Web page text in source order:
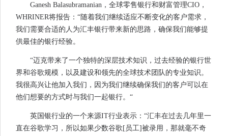
Ganesh Balasubramanian，全球零售银行和财富管理CIO，
WHRINER将报告：“随着我们继续适应不断变化的客户需求，
我们需要合适的人为汇丰银行带来新的思路，确保我们能够提
供最佳的银行经验。
“迈克带来了一个独特的深层技术知识，过去经验的银行世
界和谷歌规模，以及建设和领先的全球技术团队的专业知识。
我很高兴让他加入我们，因为我们继续确保我们的客户可以在
他们想要的方式时与我们一起银行。“
英国银行业的一个来源IT行业表示：“汇丰在过去几年里一
直在谷歌学习，所以如果少数谷歌[员工]被录用，那就毫不奇